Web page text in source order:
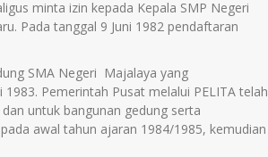
minta izin kepada Kepala SMP Negeri
Pada tanggal 9 Juni 1982 pendaftaran
SMA Negeri Majalaya yang
Pemerintah Pusat melalui PELITA telah
untuk bangunan gedung serta
awal tahun ajaran 1984/1985, kemudian